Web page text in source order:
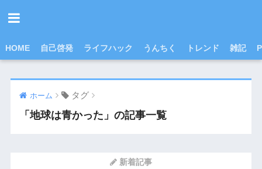
HOME 自己啓発 ライフハック うんちく トレンド 雑記
ホーム タグ
「地球は青かった」の記事一覧
新着記事